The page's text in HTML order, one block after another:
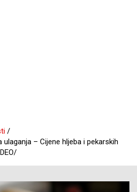
– Cijene hljeba i pekarskih